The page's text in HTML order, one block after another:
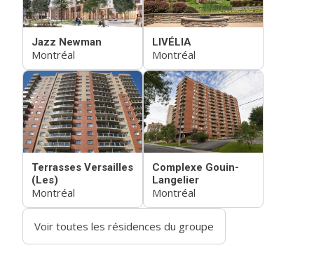
Jazz Newman
Montréal
LIVÉLIA
Montréal
Terrasses Versailles
(Les)
Montréal
Complexe Gouin-
Langelier
Montréal
Voir toutes les résidences du groupe